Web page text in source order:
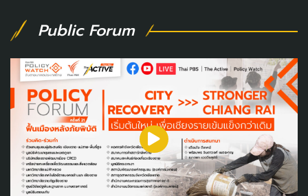
Public Forum